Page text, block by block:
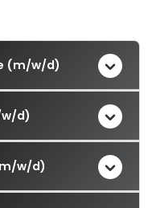
(m/w/d)
d)
w/d)